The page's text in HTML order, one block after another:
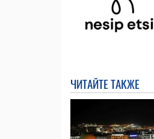
ЧИТАЙТЕ ТАКЖЕ